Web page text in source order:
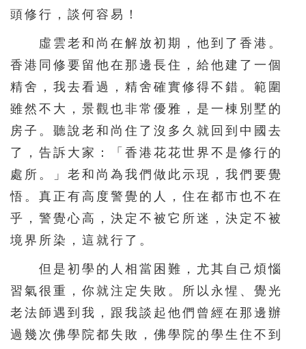
頭修行，談何容易！
虛雲老和尚在解放初期，他到了香港。
香港同修要留他在那邊長住，給他建了一個
精舍，我去看過，精舍確實修得不錯。範圍
雖然不大，景觀也非常優雅，是一棟別墅的
房子。聽說老和尚住了沒多久就回到中國去
了，告訴大家：「香港花花世界不是修行的
處所。」老和尚為我們做此示現，我們要覺
悟。真正有高度警覺的人，住在都市也不在
乎，警覺心高，決定不被它所迷，決定不被
境界所染，這就行了。
但是初學的人相當困難，尤其自己煩惱
習氣很重，你就注定失敗。所以永惺、覺光
老法師遇到我，跟我談起他們曾經在那邊辦
過幾次佛學院都失敗，佛學院的學生住不到